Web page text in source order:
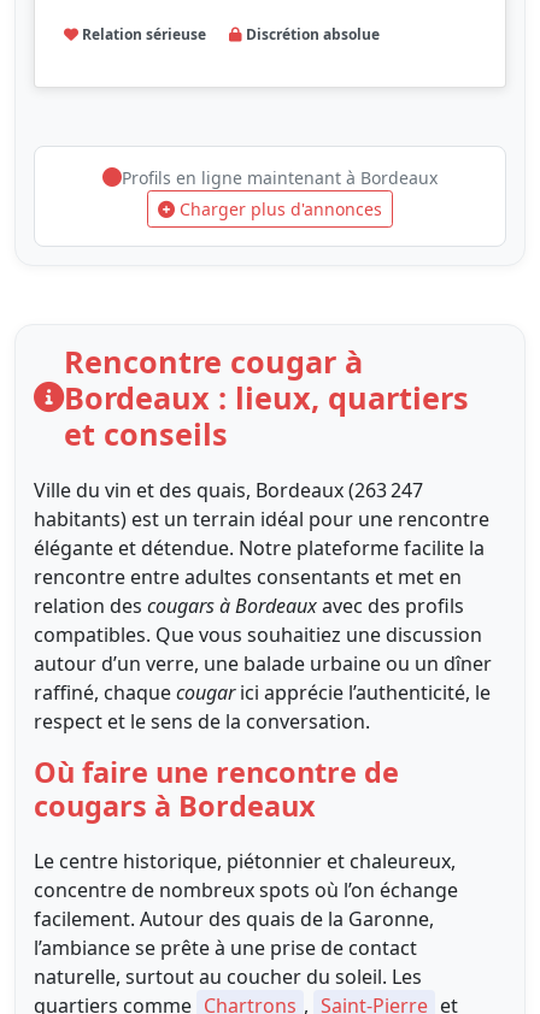
Relation sérieuse Discrétion absolue
Profils en ligne maintenant à Bordeaux
Charger plus d'annonces
Rencontre cougar à
Bordeaux : lieux, quartiers
et conseils
Ville du vin et des quais, Bordeaux (263 247
habitants) est un terrain idéal pour une rencontre
élégante et détendue. Notre plateforme facilite la
rencontre entre adultes consentants et met en
relation des cougars à Bordeauxavec des profils
compatibles. Que vous souhaitiez une discussion
autour d’un verre, une balade urbaine ou un dîner
raffiné, chaquecougarici apprécie l’authenticité, le
respect et le sens de la conversation.
Où faire une rencontre de
cougars à Bordeaux
Le centre historique, piétonnier et chaleureux,
concentre de nombreux spots où l’on échange
facilement. Autour des quais de la Garonne,
l’ambiance se prête à une prise de contact
naturelle, surtout au coucher du soleil. Les
quartiers comme Chartrons , Saint-Pierre et